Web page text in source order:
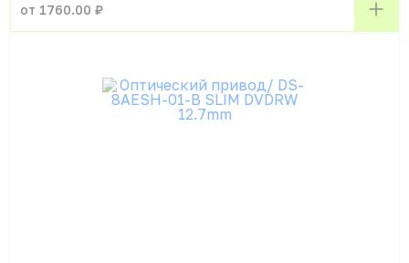
от 1760.00 ₽